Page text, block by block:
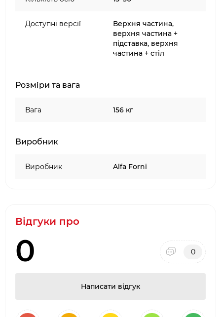
Доступні версії
Верхня частина,
верхня частина +
підставка, верхня
частина + стіл
Розміри та вага
Вага 156 кг
Виробник
Виробник Alfa Forni
Відгуки про
0 0
Написати відгук